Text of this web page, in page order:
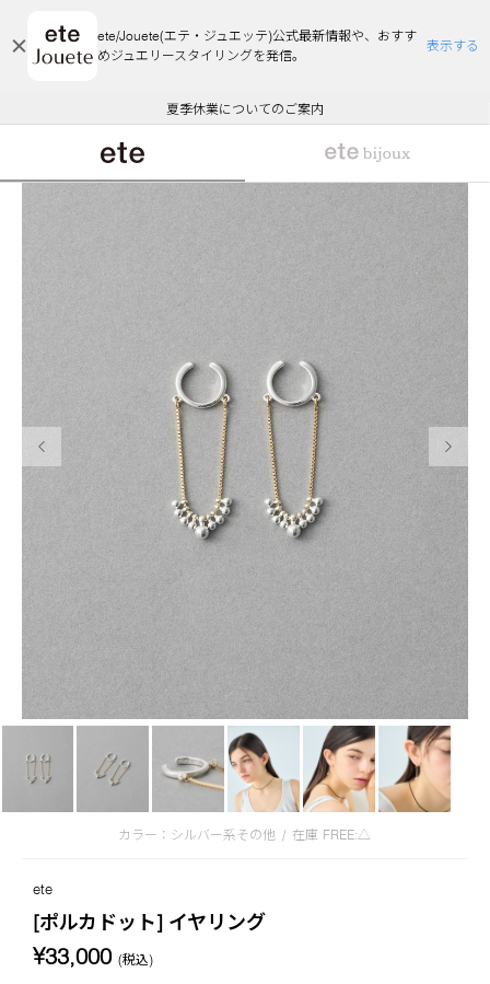
ete/Jouete(エテ・ジュエッテ)公式最新情報や、おすす
めジュエリースタイリングを発信。
表示する
エコラッピング及びエコポイント付与のご案内
ご注文いただいたお品物のお届け状況について
夏季休業についてのご案内
WEB Limited Items >>
採用のご案内
悪質な偽サイトにご注意ください
エコラッピング及びエコポイント付与のご案内
ご注文いただいたお品物のお届け状況について
カラー：シルバー系その他 / 在庫 FREE:△
ete
[ポルカドット] イヤリング
¥33,000 (税込)